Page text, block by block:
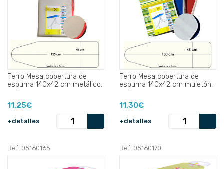
Ferro Mesa cobertura de
espuma 140x42 cm metálico..
11,25€
+detalles
Ferro Mesa cobertura de
espuma 140x42 cm muletón.
11,30€
+detalles
Ref: 05160165 Ref: 05160170